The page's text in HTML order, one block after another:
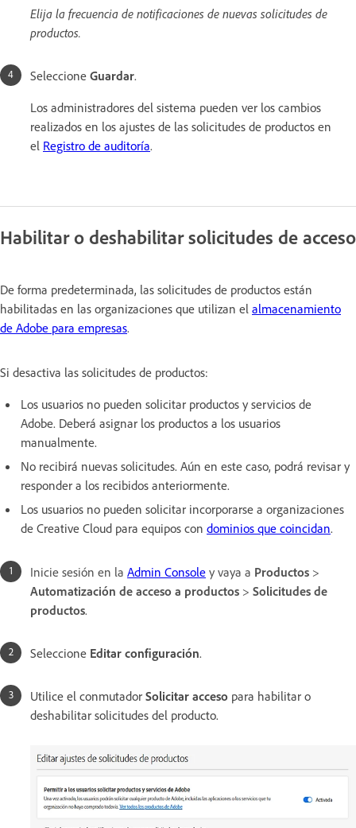
Elija la frecuencia de notificaciones de nuevas solicitudes de
productos.
Seleccione Guardar.
Los administradores del sistema pueden ver los cambios
realizados en los ajustes de las solicitudes de productos en
el Registro de auditoría.
Habilitar o deshabilitar solicitudes de acceso
De forma predeterminada, las solicitudes de productos están
habilitadas en las organizaciones que utilizan el almacenamiento
de Adobe para empresas.
Si desactiva las solicitudes de productos:
Los usuarios no pueden solicitar productos y servicios de
Adobe. Deberá asignar los productos a los usuarios
manualmente.
No recibirá nuevas solicitudes. Aún en este caso, podrá revisar y
responder a los recibidos anteriormente.
Los usuarios no pueden solicitar incorporarse a organizaciones
de Creative Cloud para equipos con dominios que coincidan.
Inicie sesión en la Admin Console y vaya a Productos >
Automatización de acceso a productos > Solicitudes de
productos.
Seleccione Editar configuración.
Utilice el conmutador Solicitar acceso para habilitar o
deshabilitar solicitudes del producto.